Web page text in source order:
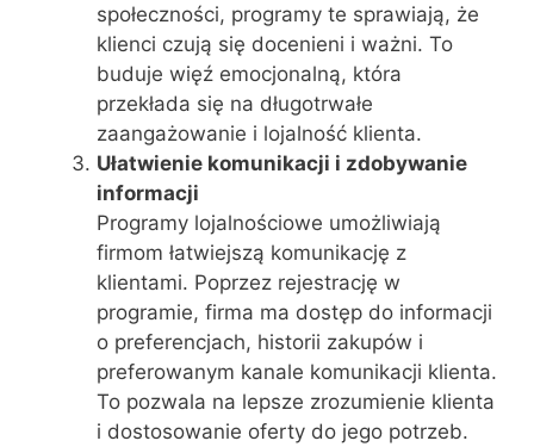
społeczności, programy te sprawiają, że
klienci czują się docenieni i ważni. To
buduje więź emocjonalną, która
przekłada się na długotrwałe
zaangażowanie i lojalność klienta.
Ułatwienie komunikacji i zdobywanie
informacji
Programy lojalnościowe umożliwiają
firmom łatwiejszą komunikację z
klientami. Poprzez rejestrację w
programie, firma ma dostęp do informacji
o preferencjach, historii zakupów i
preferowanym kanale komunikacji klienta.
To pozwala na lepsze zrozumienie klienta
i dostosowanie oferty do jego potrzeb.